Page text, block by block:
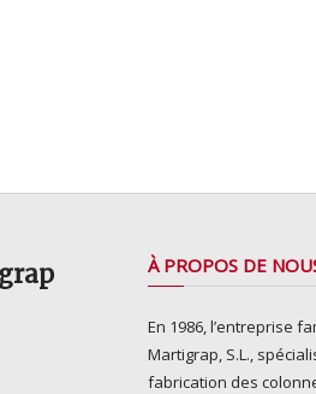
À PROPOS DE
En 1986, l’entreprise
Martigrap, S.L.,
fabrication des